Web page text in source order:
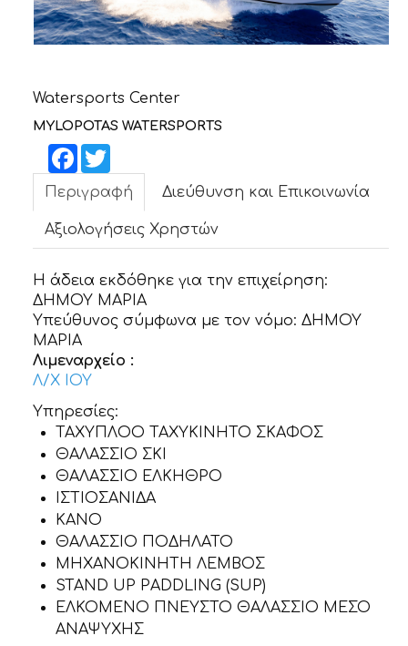
ΣΥΜΒΟΥΛΕΣ
ΣΤΗΡΙΞΕ ΜΑΣ
Watersports Center
MYLOPOTAS WATERSPORTS
Facebook
Περιγραφή Διεύθυνση και Επικοινωνία
Αξιολογήσεις Χρηστών
Η άδεια εκδόθηκε για την επιχείρηση:
ΔΗΜΟΥ ΜΑΡΙΑ
Υπεύθυνος σύμφωνα με τον νόμο:ΔΗΜΟΥ
ΜΑΡΙΑ
Λιμεναρχείο :
Λ/Χ ΙΟΥ
Υπηρεσίες:
ΤΑΧΥΠΛΟΟ ΤΑΧΥΚΙΝΗΤΟ ΣΚΑΦΟΣ
ΘΑΛΑΣΣΙΟ ΣΚΙ
ΘΑΛΑΣΣΙΟ ΕΛΚΗΘΡΟ
ΙΣΤΙΟΣΑΝΙΔΑ
KANO
ΘΑΛΑΣΣΙΟ ΠΟΔΗΛΑΤΟ
ΜΗΧΑΝΟΚΙΝΗΤΗ ΛΕΜΒΟΣ
STAND UP PADDLING (SUP)
ΕΛΚΟΜΕΝΟ ΠΝΕΥΣΤΟ ΘΑΛΑΣΣΙΟ ΜΕΣΟ
ΑΝΑΨΥΧΗΣ